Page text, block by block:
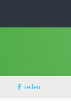
Teilen